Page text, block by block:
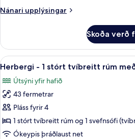
vísar
(Gala)
Nánari upplýsingar
Nánari
-
svefnherbergi
vísar
að
sjó
(Gala)
Skoða verð
Skoða
allar
myndir
fyrir
Herbergi
-
1
14
Herbergi - 1 stórt tvíbreitt rúm
Útsýni yfir hafið
43 fermetrar
Pláss fyrir 4
1 stórt tvíbreitt rúm og 1 svefnsófi
Ókeypis þráðlaust net